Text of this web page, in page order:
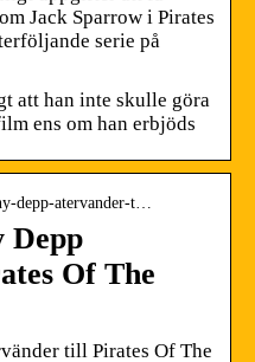
Jack Sparrow i Pirates
serie på
att han inte skulle göra
ens om han erbjöds
depp-atervander-t…
Depp
Of The
till Pirates Of The